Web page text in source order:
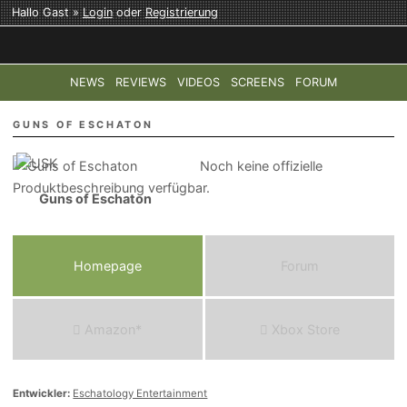
Hallo Gast »LoginoderRegistrierung
NEWS REVIEWS VIDEOS SCREENS FORUM
TOP-THEMEN: COD: MODERN WARFARE 4 HALO:
GUNS OF ESCHATON
Guns of Eschaton
Noch keine offizielle
Produktbeschreibung verfügbar.
Homepage Forum
Amazon* Xbox Store
Entwickler: Eschatology Entertainment